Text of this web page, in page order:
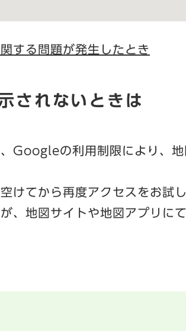
する問題が発生したとき
されないときは
Googleの利用制限により、
けてから再度アクセスをお試
、地図サイトや地図アプリに